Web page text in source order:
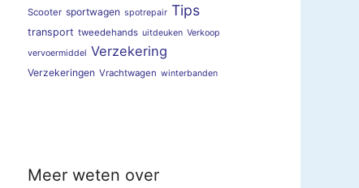
Scooter sportwagen spotrepair Tips
transport tweedehands uitdeuken Verkoop
vervoermiddel Verzekering
Verzekeringen Vrachtwagen winterbanden
Meer weten over